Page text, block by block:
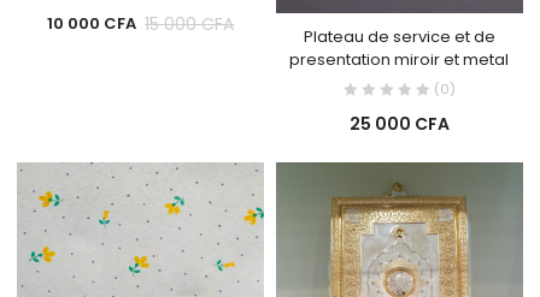
10 000 CFA 15 000CFA
Plateau de service et de
presentation miroir et metal
(0)
25 000 CFA